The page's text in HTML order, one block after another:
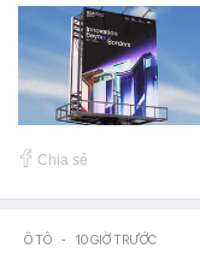
Chia sẻ
Ô TÔ - 10 GIỜ TRƯỚC